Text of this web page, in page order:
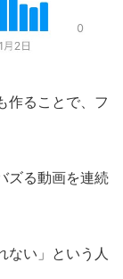
作ることで、フ
ズる動画を連続
ない」という人